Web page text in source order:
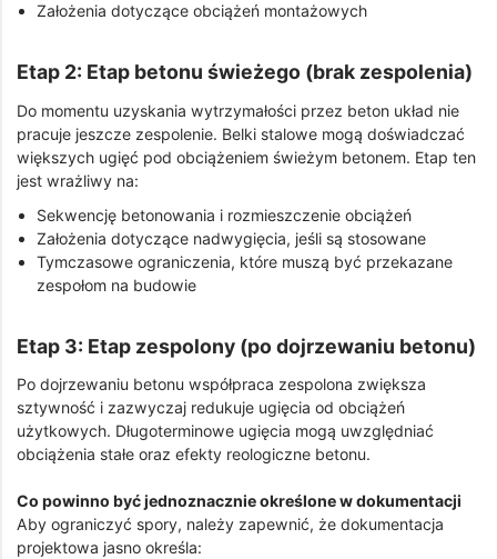
Założenia dotyczące obciążeń montażowych
Etap 2: Etap betonu świeżego (brak zespolenia)
Do momentu uzyskania wytrzymałości przez beton układ nie
pracuje jeszcze zespolenie. Belki stalowe mogą doświadczać
większych ugięć pod obciążeniem świeżym betonem. Etap ten
jest wrażliwy na:
Sekwencję betonowania i rozmieszczenie obciążeń
Założenia dotyczące nadwygięcia, jeśli są stosowane
Tymczasowe ograniczenia, które muszą być przekazane
zespołom na budowie
Etap 3: Etap zespolony (po dojrzewaniu betonu)
Po dojrzewaniu betonu współpraca zespolona zwiększa
sztywność i zazwyczaj redukuje ugięcia od obciążeń
użytkowych. Długoterminowe ugięcia mogą uwzględniać
obciążenia stałe oraz efekty reologiczne betonu.
Co powinno być jednoznacznie określone w dokumentacji
Aby ograniczyć spory, należy zapewnić, że dokumentacja
projektowa jasno określa: